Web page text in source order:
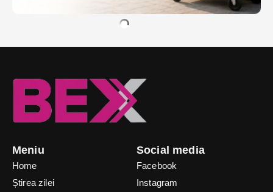
Meniu
Home
Știrea zilei
Social media
Facebook
Instagram